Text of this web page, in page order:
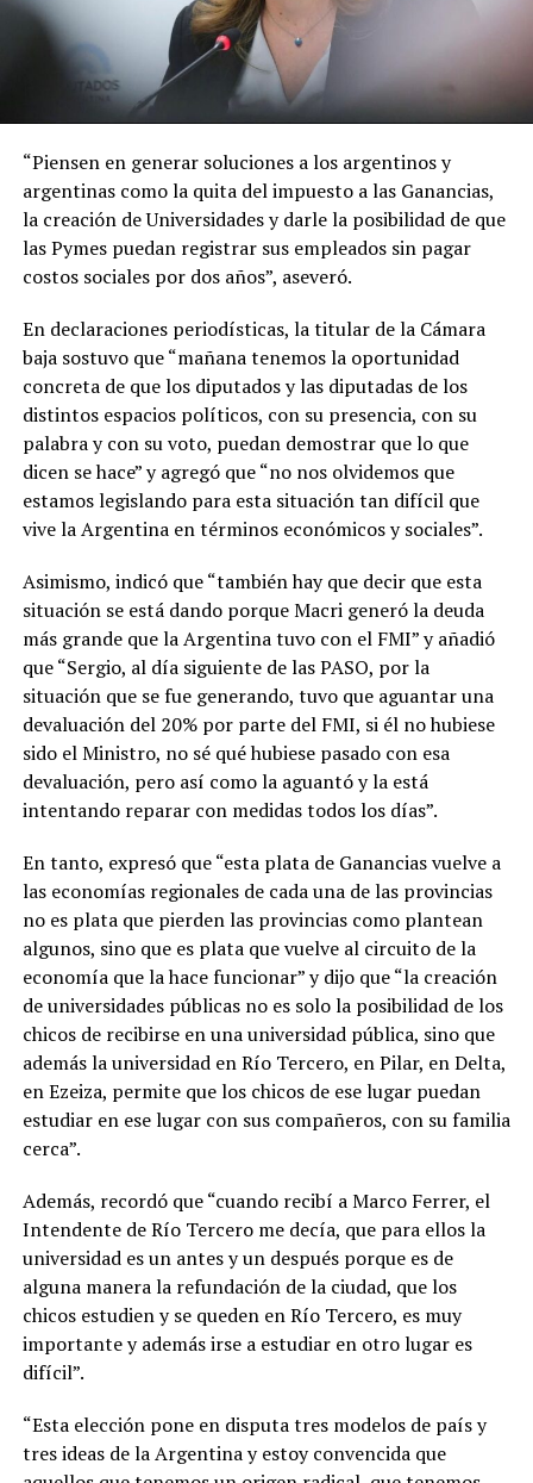
“Piensen en generar soluciones a los argentinos y
argentinas como la quita del impuesto a las Ganancias,
la creación de Universidades y darle la posibilidad de que
las Pymes puedan registrar sus empleados sin pagar
costos sociales por dos años”, aseveró.
En declaraciones periodísticas, la titular de la Cámara
baja sostuvo que “mañana tenemos la oportunidad
concreta de que los diputados y las diputadas de los
distintos espacios políticos, con su presencia, con su
palabra y con su voto, puedan demostrar que lo que
dicen se hace” y agregó que “no nos olvidemos que
estamos legislando para esta situación tan difícil que
vive la Argentina en términos económicos y sociales”.
Asimismo, indicó que “también hay que decir que esta
situación se está dando porque Macri generó la deuda
más grande que la Argentina tuvo con el FMI” y añadió
que “Sergio, al día siguiente de las PASO, por la
situación que se fue generando, tuvo que aguantar una
devaluación del 20% por parte del FMI, si él no hubiese
sido el Ministro, no sé qué hubiese pasado con esa
devaluación, pero así como la aguantó y la está
intentando reparar con medidas todos los días”.
En tanto, expresó que “esta plata de Ganancias vuelve a
las economías regionales de cada una de las provincias
no es plata que pierden las provincias como plantean
algunos, sino que es plata que vuelve al circuito de la
economía que la hace funcionar” y dijo que “la creación
de universidades públicas no es solo la posibilidad de los
chicos de recibirse en una universidad pública, sino que
además la universidad en Río Tercero, en Pilar, en Delta,
en Ezeiza, permite que los chicos de ese lugar puedan
estudiar en ese lugar con sus compañeros, con su familia
cerca”.
Además, recordó que “cuando recibí a Marco Ferrer, el
Intendente de Río Tercero me decía, que para ellos la
universidad es un antes y un después porque es de
alguna manera la refundación de la ciudad, que los
chicos estudien y se queden en Río Tercero, es muy
importante y además irse a estudiar en otro lugar es
difícil”.
“Esta elección pone en disputa tres modelos de país y
tres ideas de la Argentina y estoy convencida que